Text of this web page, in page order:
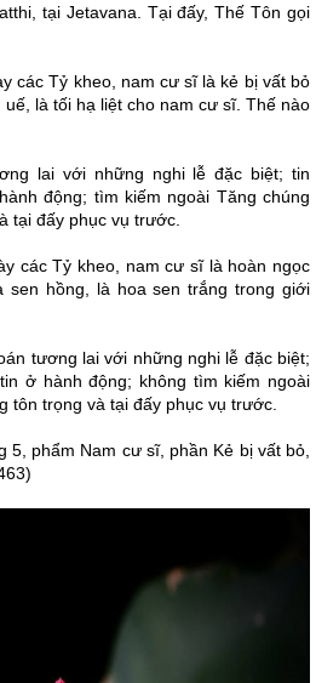
tại Jetavana. Tại đấy, Thế Tôn gọi
các Tỷ kheo, nam cư sĩ là kẻ bị vất bỏ
là tối hạ liệt cho nam cư sĩ. Thế nào
lai với những nghi lễ đặc biệt; tin
động; tìm kiếm ngoài Tăng chúng
tại đấy phục vụ trước.
các Tỷ kheo, nam cư sĩ là hoàn ngọc
hồng, là hoa sen trắng trong giới
tương lai với những nghi lễ đặc biệt;
ở hành động; không tìm kiếm ngoài
tôn trọng và tại đấy phục vụ trước.
5, phẩm Nam cư sĩ, phần Kẻ bị vất bỏ,